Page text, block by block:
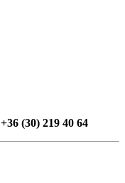
+36 (30) 219 40 64